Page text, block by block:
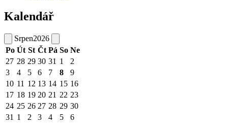
Kalendář
Srpen2026
Po Út St Čt Pá So Ne
27 28 29 30 31 1
2
3
4 5 6 7 8
9
10 11 12 13 14 15 16
17 18 19 20 21 22 23
24 25 26 27 28 29 30
31 1 2 3 4 5 6